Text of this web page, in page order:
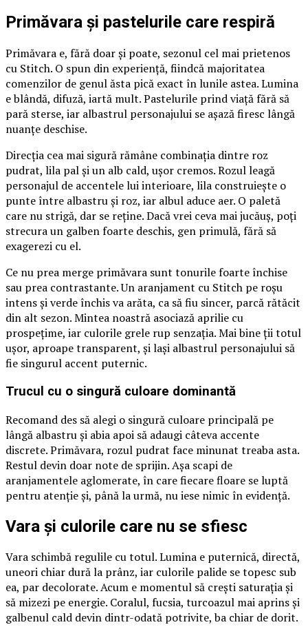
Primăvara și pastelurile care respiră
Primăvara e, fără doar și poate, sezonul cel mai prietenos
cu Stitch. O spun din experiență, fiindcă majoritatea
comenzilor de genul ăsta pică exact în lunile astea. Lumina
e blândă, difuză, iartă mult. Pastelurile prind viață fără să
pară sterse, iar albastrul personajului se așază firesc lângă
nuanțe deschise.
Direcția cea mai sigură rămâne combinația dintre roz
pudrat, lila pal și un alb cald, ușor cremos. Rozul leagă
personajul de accentele lui interioare, lila construiește o
punte între albastru și roz, iar albul aduce aer. O paletă
care nu strigă, dar se reține. Dacă vrei ceva mai jucăuș, poți
strecura un galben foarte deschis, gen primulă, fără să
exagerezi cu el.
Ce nu prea merge primăvara sunt tonurile foarte închise
sau prea contrastante. Un aranjament cu Stitch pe roșu
intens și verde închis va arăta, ca să fiu sincer, parcă rătăcit
din alt sezon. Mintea noastră asociază aprilie cu
prospețime, iar culorile grele rup senzația. Mai bine ții totul
ușor, aproape transparent, și lași albastrul personajului să
fie singurul accent puternic.
Trucul cu o singură culoare dominantă
Recomand des să alegi o singură culoare principală pe
lângă albastru și abia apoi să adaugi câteva accente
discrete. Primăvara, rozul pudrat face minunat treaba asta.
Restul devin doar note de sprijin. Așa scapi de
aranjamentele aglomerate, în care fiecare floare se luptă
pentru atenție și, până la urmă, nu iese nimic în evidență.
Vara și culorile care nu se sfiesc
Vara schimbă regulile cu totul. Lumina e puternică, directă,
uneori chiar dură la prânz, iar culorile palide se topesc sub
ea, par decolorate. Acum e momentul să crești saturația și
să mizezi pe energie. Coralul, fucsia, turcoazul mai aprins și
galbenul cald devin dintr-odată potrivite, ba chiar de dorit.